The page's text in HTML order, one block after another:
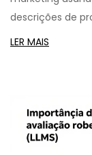
descrições de
com eficiência e
LER MAIS